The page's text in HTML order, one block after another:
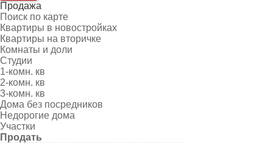
Продажа
Поиск по карте
Квартиры в новостройках
Квартиры на вторичке
Комнаты и доли
Студии
1-комн. кв
2-комн. кв
3-комн. кв
Дома без посредников
Недорогие дома
Участки
Продать